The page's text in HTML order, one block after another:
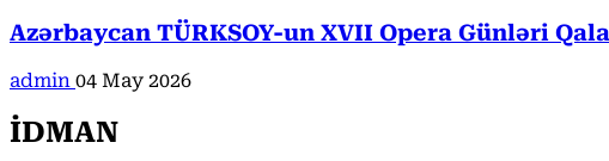
Azərbaycan TÜRKSOY-un XVII Opera Günləri
admin 04 May 2026
İDMAN